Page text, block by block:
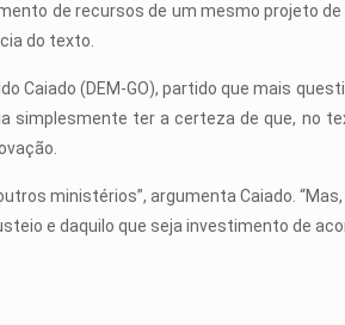
de recursos de um mesmo projeto de
do texto.
Caiado (DEM-GO), partido que mais
simplesmente ter a certeza de que, no
ministérios”, argumenta Caiado. “Mas,
e daquilo que seja investimento de